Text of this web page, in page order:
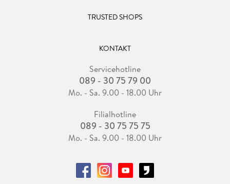
TRUSTED SHOPS
KONTAKT
Servicehotline
089 - 30 75 79 00
Mo. - Sa. 9.00 - 18.00 Uhr
Filialhotline
089 - 30 75 75 75
Mo. - Sa. 9.00 - 18.00 Uhr